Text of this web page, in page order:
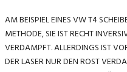
AM BEISPIEL EINES VW T4
METHODE, SIE IST RECHT
VERDAMPFT. ALLERDINGS IST
DER LASER NUR DEN ROST